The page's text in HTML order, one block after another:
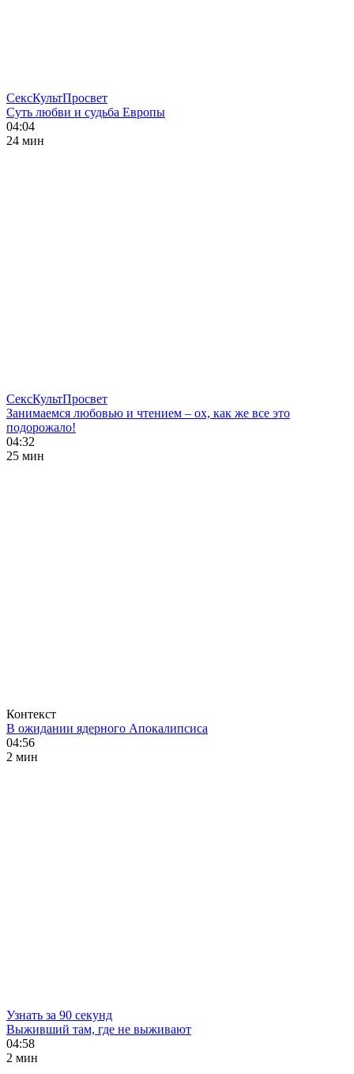
СексКультПросвет
Суть любви и судьба Европы
04:04
24 мин
СексКультПросвет
Занимаемся любовью и чтением – ох, как же все это
подорожало!
04:32
25 мин
Контекст
В ожидании ядерного Апокалипсиса
04:56
2 мин
Узнать за 90 секунд
Выживший там, где не выживают
04:58
2 мин